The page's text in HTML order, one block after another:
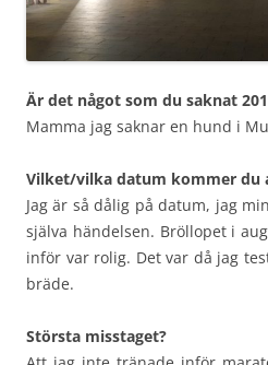
Är det något som du saknat
Mamma jag saknar en hund i
Vilket/vilka datum kommer du
Jag är så dålig på datum, jag
själva händelsen. Bröllopet i
inför var rolig. Det var då jag
bräde.
Största misstaget?